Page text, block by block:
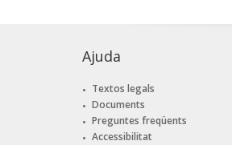
Ajuda
Textos legals
Documents
Preguntes freqüents
Accessibilitat